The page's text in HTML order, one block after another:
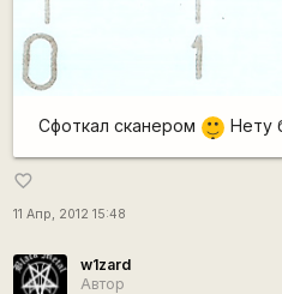
Сфоткал сканером
|-)
_)
Нету
favorite_border
11 Апр, 2012 15:48
w1zard
Автор